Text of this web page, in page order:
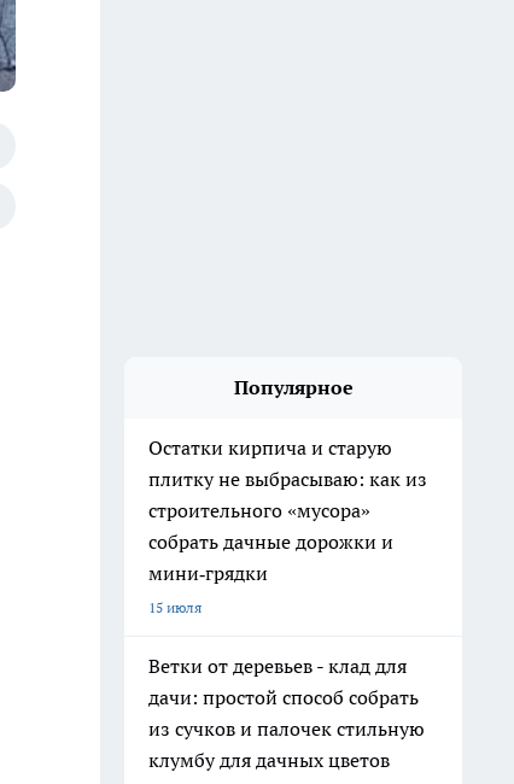
Популярное
Остатки кирпича и старую
плитку не выбрасываю: как из
строительного «мусора»
собрать дачные дорожки и
мини‑грядки
15 июля
Ветки от деревьев - клад для
дачи: простой способ собрать
из сучков и палочек стильную
клумбу для дачных цветов